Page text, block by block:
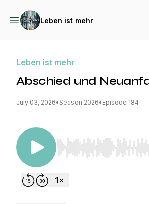
Leben ist mehr
Leben ist mehr
Abschied und
July 03, 2026• Season 2026• Episode 184
Use Left/Right to seek,